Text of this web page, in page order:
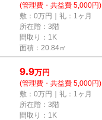
(管理費・共益費 5,000円)
敷：0万円｜礼：1ヶ月
所在階：3階
間取り：1K
面積：20.84㎡
9.9万円
(管理費・共益費 5,000円)
敷：0万円｜礼：1ヶ月
所在階：3階
間取り：1K